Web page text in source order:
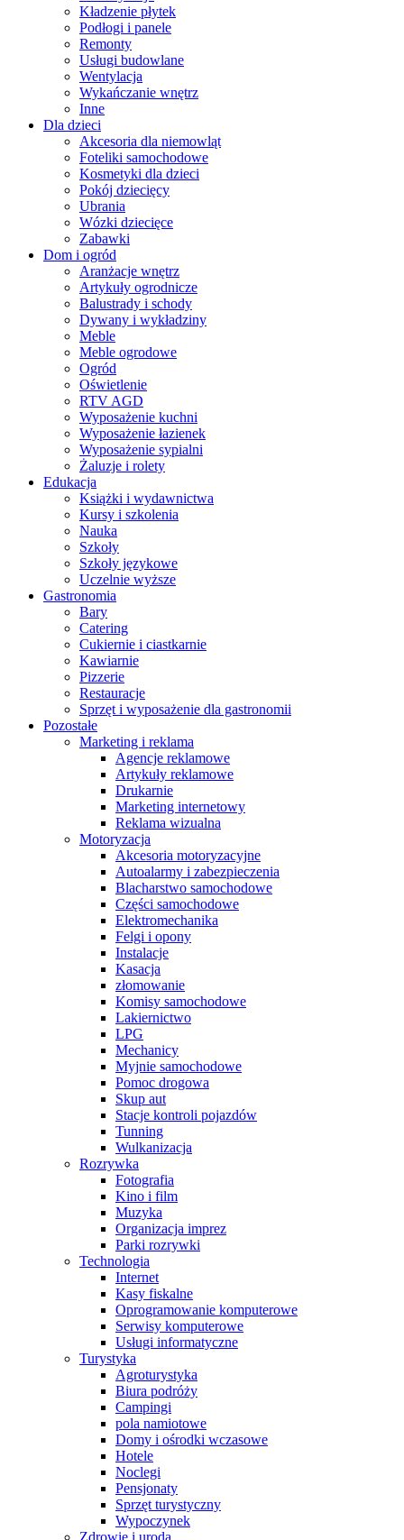
Kładzenie płytek
Podłogi i panele
Remonty
Usługi budowlane
Wentylacja
Wykańczanie wnętrz
Inne
Dla dzieci
Akcesoria dla niemowląt
Foteliki samochodowe
Kosmetyki dla dzieci
Pokój dziecięcy
Ubrania
Wózki dziecięce
Zabawki
Dom i ogród
Aranżacje wnętrz
Artykuły ogrodnicze
Balustrady i schody
Dywany i wykładziny
Meble
Meble ogrodowe
Ogród
Oświetlenie
RTV AGD
Wyposażenie kuchni
Wyposażenie łazienek
Wyposażenie sypialni
Żaluzje i rolety
Edukacja
Książki i wydawnictwa
Kursy i szkolenia
Nauka
Szkoły
Szkoły językowe
Uczelnie wyższe
Gastronomia
Bary
Catering
Cukiernie i ciastkarnie
Kawiarnie
Pizzerie
Restauracje
Sprzęt i wyposażenie dla gastronomii
Pozostałe
Marketing i reklama
Agencje reklamowe
Artykuły reklamowe
Drukarnie
Marketing internetowy
Reklama wizualna
Motoryzacja
Akcesoria motoryzacyjne
Autoalarmy i zabezpieczenia
Blacharstwo samochodowe
Części samochodowe
Elektromechanika
Felgi i opony
Instalacje
Kasacja
złomowanie
Komisy samochodowe
Lakiernictwo
LPG
Mechanicy
Myjnie samochodowe
Pomoc drogowa
Skup aut
Stacje kontroli pojazdów
Tunning
Wulkanizacja
Rozrywka
Fotografia
Kino i film
Muzyka
Organizacja imprez
Parki rozrywki
Technologia
Internet
Kasy fiskalne
Oprogramowanie komputerowe
Serwisy komputerowe
Usługi informatyczne
Turystyka
Agroturystyka
Biura podróży
Campingi
pola namiotowe
Domy i ośrodki wczasowe
Hotele
Noclegi
Pensjonaty
Sprzęt turystyczny
Wypoczynek
Zdrowie i uroda